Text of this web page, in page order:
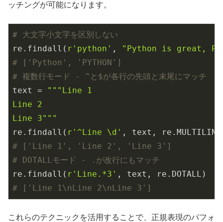
ッチングが可能になります。
# 大文字小文字を区別しない
re.findall( r'python' ,
"Python is great,
# ['Python', 'PYTHON']
# 複数行モード - ^と$が各行の先頭と末尾にマッチ
text =
"""Line 1
Line 2
Line 3"""
re.findall( r'^Line \d'
# ['Line 1', 'Line 2', 'Line 3']
# DOTALLモード - .が改行にもマッチ
re.findall( r'Line.*3'
# ['Line 1\nLine 2\nLine 3']
これらのテクニックを活用することで、正規表現のパフォ